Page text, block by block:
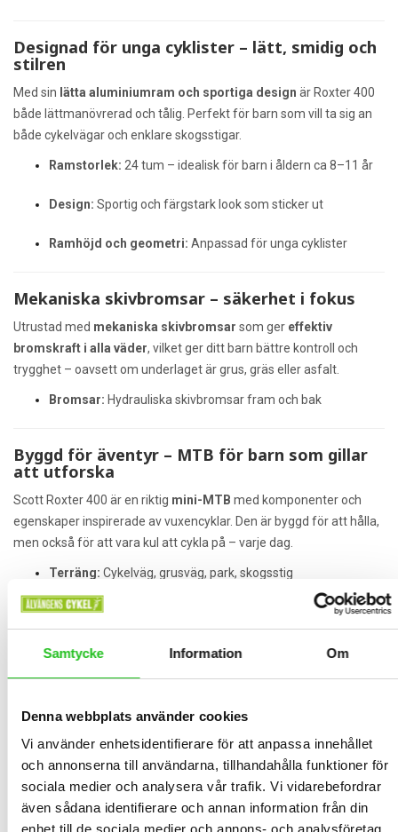
Samtycke Information Om
Denna webbplats använder cookies
Vi använder enhetsidentifierare för att anpassa innehållet
och annonserna till användarna, tillhandahålla funktioner för
sociala medier och analysera vår trafik. Vi vidarebefordrar
även sådana identifierare och annan information från din
enhet till de sociala medier och annons- och analysföretag
Designad för unga cyklister – lätt, smidig och
stilren
Med sin lätta aluminiumram och sportiga design är Roxter 400
både lättmanövrerad och tålig. Perfekt för barn som vill ta sig an
både cykelvägar och enklare skogsstigar.
Ramstorlek: 24 tum – idealisk för barn i åldern ca 8–11 år
Design: Sportig och färgstark look som sticker ut
Ramhöjd och geometri: Anpassad för unga cyklister
Mekaniska skivbromsar – säkerhet i fokus
Utrustad med mekaniska skivbromsar som ger effektiv
bromskraft i alla väder, vilket ger ditt barn bättre kontroll och
trygghet – oavsett om underlaget är grus, gräs eller asfalt.
Bromsar: Hydrauliska skivbromsar fram och bak
Byggd för äventyr – MTB för barn som gillar
att utforska
Scott Roxter 400 är en riktig mini-MTB med komponenter och
egenskaper inspirerade av vuxencyklar. Den är byggd för att hålla,
men också för att vara kul att cykla på – varje dag.
Terräng: Cykelväg, grusväg, park, skogsstig
Användning: Pendling till skolan, fritidslek, helgäventyr
Sammanfattning – varför välja Scott Roxter
400 24”
Lätt och hållbar ram i aluminium
Säkerhet med mekaniska skivbromsar
Sportig MTB-look som barn älskar